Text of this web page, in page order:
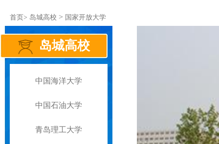
首页> 岛城高校 > 国家开放大学
岛城高校
中国海洋大学
中国石油大学
青岛理工大学